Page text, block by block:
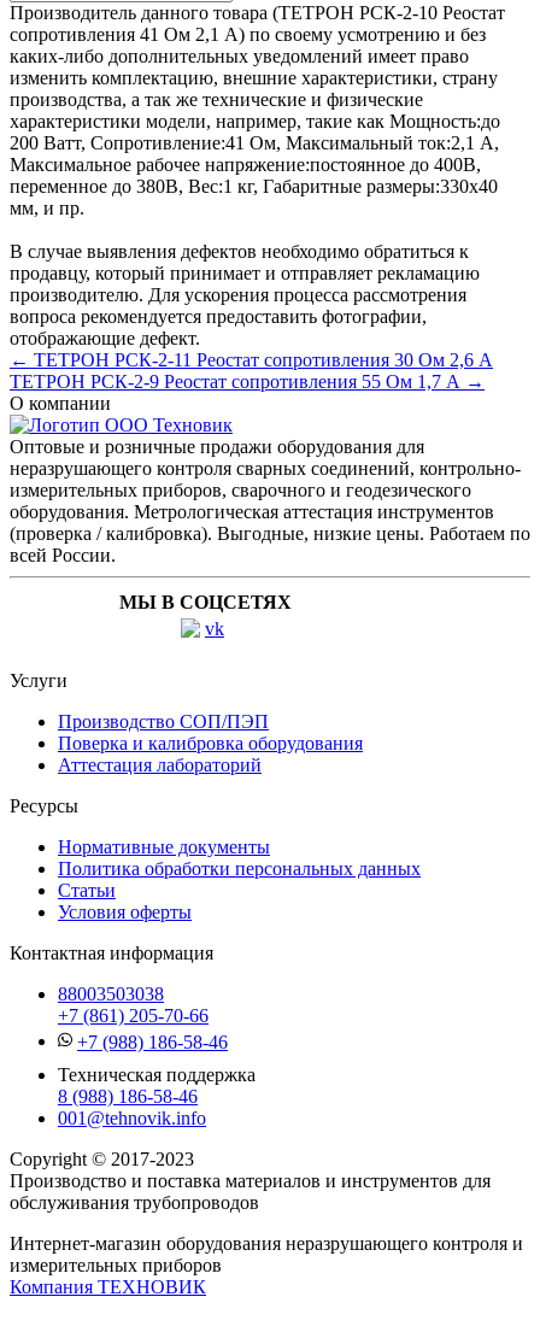
Производитель данного товара (ТЕТРОН РСК-2-10 Реостат
сопротивления 41 Ом 2,1 А) по своему усмотрению и без
каких-либо дополнительных уведомлений имеет право
изменить комплектацию, внешние характеристики, страну
производства, а так же технические и физические
характеристики модели, например, такие как Мощность:до
200 Ватт, Сопротивление:41 Ом, Максимальный ток:2,1 А,
Максимальное рабочее напряжение:постоянное до 400В,
переменное до 380В, Вес:1 кг, Габаритные размеры:330х40
мм, и пр.
В случае выявления дефектов необходимо обратиться к
продавцу, который принимает и отправляет рекламацию
производителю. Для ускорения процесса рассмотрения
вопроса рекомендуется предоставить фотографии,
отображающие дефект.
← ТЕТРОН РСК-2-11 Реостат сопротивления 30 Ом 2,6 А
ТЕТРОН РСК-2-9 Реостат сопротивления 55 Ом 1,7 А →
О компании
Оптовые и розничные продажи оборудования для
неразрушающего контроля сварных соединений, контрольно-
измерительных приборов, сварочного и геодезического
оборудования. Метрологическая аттестация инструментов
(проверка / калибровка). Выгодные, низкие цены. Работаем по
всей России.
МЫ В СОЦСЕТЯХ
Услуги
Производство СОП/ПЭП
Поверка и калибровка оборудования
Аттестация лабораторий
Ресурсы
Нормативные документы
Политика обработки персональных данных
Статьи
Условия оферты
Контактная информация
88003503038
+7 (861) 205-70-66
+7 (988) 186-58-46
Техническая поддержка
8 (988) 186-58-46
001@tehnovik.info
Copyright © 2017-2023
Производство и поставка материалов и инструментов для
обслуживания трубопроводов
Интернет-магазин оборудования неразрушающего контроля и
измерительных приборов
Компания ТЕХНОВИК